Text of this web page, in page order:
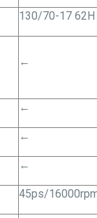
130/70-17 62H
←
←
←
←
45ps/